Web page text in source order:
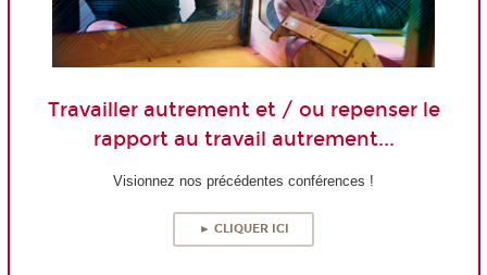
Travailler autrement et / ou repenser le
rapport au travail autrement...
Visionnez nos précédentes conférences !
► CLIQUER ICI